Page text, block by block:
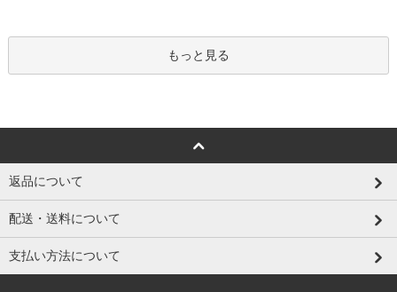
もっと見る
返品について
配送・送料について
支払い方法について